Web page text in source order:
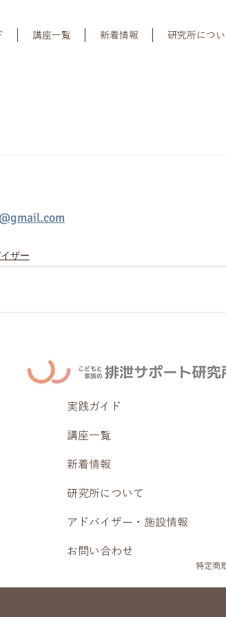
講座一覧 新着情報 研究所につい
ザー
実践ガイド
講座一覧
新着情報
研究所について
アドバイザー・施設情報
お問い合わせ
特定商